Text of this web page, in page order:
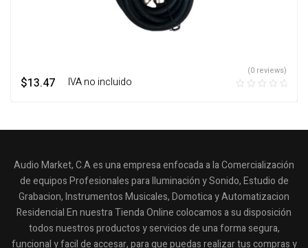
$13.47 ‎ ‎ ‎ IVA no incluido
(0 reviews)
Audio Market, C.A es una empresa enfocada a la Comercialización
de equipos Profesionales para Iluminación y Sonido, Estudio de
Grabacion, Instrumentos Musicales, Domotica y Automatizacion
Residencial En nuestra Tienda Online colocamos a su disposición
todos nuestros productos y servicios de una forma segura,
funcional y facil de accesar, para que puedas realizar tus compras y